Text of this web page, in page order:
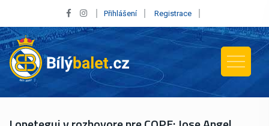
Přihlášení Registrace